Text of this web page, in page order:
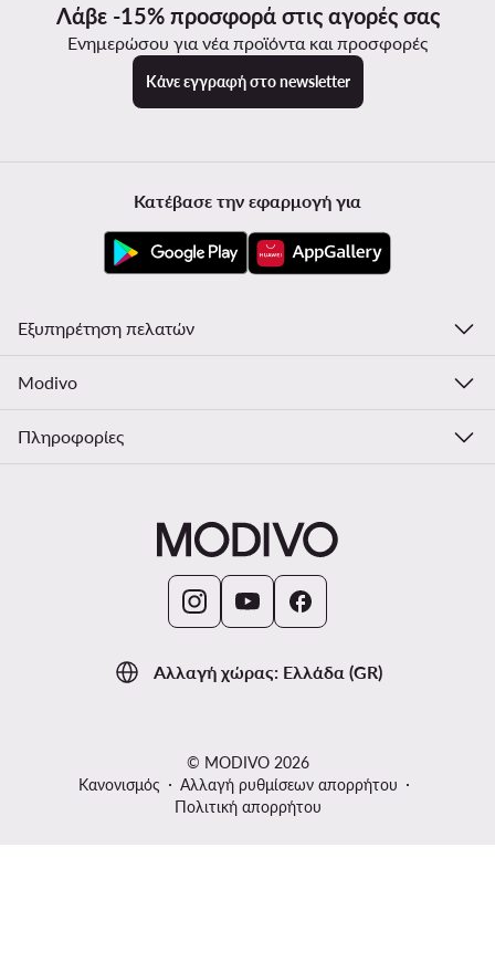
Λάβε -15% προσφορά στις αγορές σας
Ενημερώσου για νέα προϊόντα και προσφορές
Κάνε εγγραφή στο newsletter
Αλλαγή χώρας: Ελλάδα (GR)
Κατέβασε την εφαρμογή για
Εξυπηρέτηση πελατών
Modivo
Πληροφορίες
© MODIVO 2026
Κανονισμός
Αλλαγή ρυθμίσεων απορρήτου
Πολιτική απορρήτου